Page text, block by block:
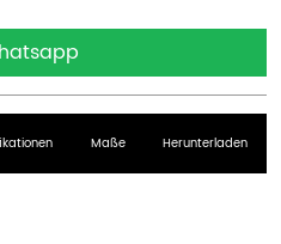
Maße Herunterladen